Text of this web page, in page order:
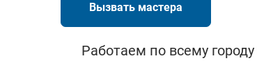
Вызвать мастера
Работаем по всему